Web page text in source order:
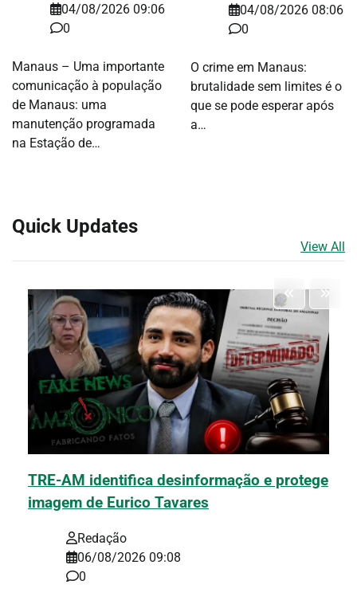
04/08/2026 09:06
0
Manaus – Uma importante
comunicação à população
de Manaus: uma
manutenção programada
na Estação de…
04/08/2026 08:06
0
O crime em Manaus:
brutalidade sem limites é o
que se pode esperar após
a…
Quick Updates
View All
TRE-AM identifica desinformação e protege
imagem de Eurico Tavares
Redação
06/08/2026 09:08
0